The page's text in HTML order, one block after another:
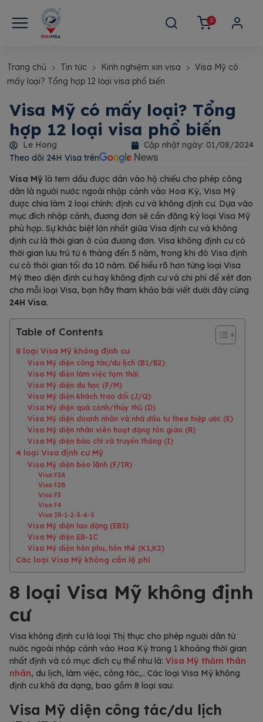
0
Trang chủ Tin tức Kinh nghiệm xin visa
Visa Mỹ có
mấy loại? Tổng hợp 12 loại visa phổ biến
Visa Mỹ có mấy loại? Tổng
hợp 12 loại visa phổ biến
Le Hong Cập nhật ngày: 01/08/2024
Theo dõi 24H Visa trên​
Visa Mỹ là tem dấu được dán vào hộ chiếu cho phép công
dân là người nước ngoài nhập cảnh vào Hoa Kỳ, Visa Mỹ
được chia làm 2 loại chính: định cư và không định cư. Dựa vào
mục đích nhập cảnh, đương đơn sẽ cần đăng ký loại Visa Mỹ
phù hợp. Sự khác biệt lớn nhất giữa Visa định cư và không
định cư là thời gian ở của đương đơn. Visa không định cư có
thời gian lưu trú từ 6 tháng đến 5 năm, trong khi đó Visa định
cư có thời gian tối đa 10 năm. Để hiểu rõ hơn từng loại Visa
Mỹ theo diện định cư hay không định cư và chi phí để xét đơn
cho mỗi loại Visa, bạn hãy tham khảo bài viết dưới đây cùng
24H Visa.
Table of Contents
8 loại Visa Mỹ không định cư
Visa Mỹ diện công tác/du lịch (B1/B2)
Visa Mỹ diện làm việc tạm thời
Visa Mỹ diện du học (F/M)
Visa Mỹ diện khách trao đổi (J/Q)
Visa Mỹ diện quá cảnh/thủy thủ (D)
Visa Mỹ diện doanh nhân và nhà đầu tư theo hiệp ước (E)
Visa Mỹ diện nhân viên hoạt động tôn giáo (R)
Visa Mỹ diện báo chí và truyền thông (I)
4 loại Visa định cư Mỹ
Visa Mỹ diện bảo lãnh (F/IR)
Visa F2A
Visa F2B
Visa F3
Visa F4
Visa IR-1-2-3-4-5
Visa Mỹ diện lao động (EB3)
Visa Mỹ diện EB-1C
Visa Mỹ diện hôn phu, hôn thê (K1,K2)
Các loại Visa Mỹ không cần lệ phí
8 loại Visa Mỹ không định
cư
Visa không định cư là loại Thị thực cho phép người dân từ
nước ngoài nhập cảnh vào Hoa Kỳ trong 1 khoảng thời gian
nhất định và có mục đích cụ thể như là: Visa Mỹ thăm thân
nhân, du lịch, làm việc, công tác,.. Các loại Visa Mỹ không
định cư khá đa dạng, bao gồm 8 loại sau:
Visa Mỹ diện công tác/du lịch